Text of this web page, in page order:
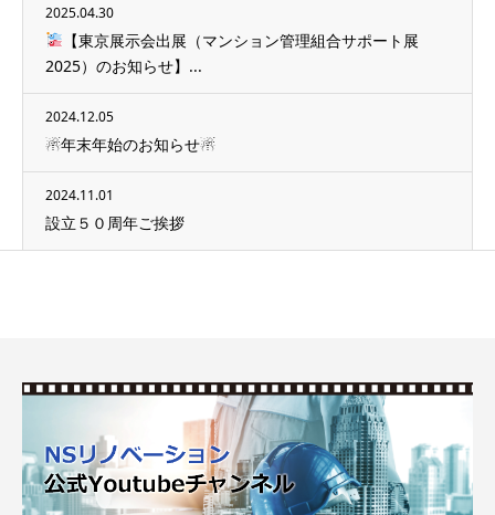
2025.04.30
【東京展示会出展（マンション管理組合サポート展
2025）のお知らせ】...
2024.12.05
☃年末年始のお知らせ☃
2024.11.01
設立５０周年ご挨拶